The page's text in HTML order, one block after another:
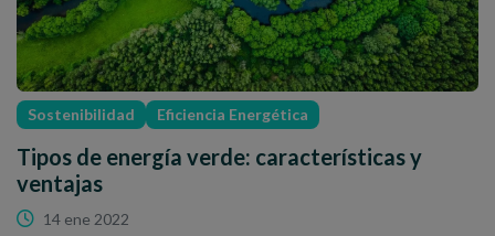
Sostenibilidad Eficiencia Energética
Tipos de energía verde: características y
ventajas
14 ene 2022